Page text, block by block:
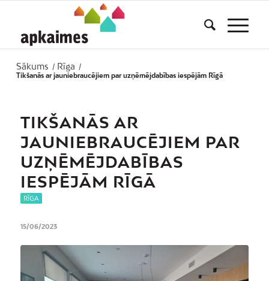
Sākums / Rīga
/
Tikšanās ar jauniebraucējiem par uzņēmējdabības iespējām Rīgā
TIKŠANĀS AR
JAUNIEBRAUCĒJIEM PAR
UZŅĒMĒJDABĪBAS
IESPĒJĀM RĪGĀ
RĪGA
15/06/2023